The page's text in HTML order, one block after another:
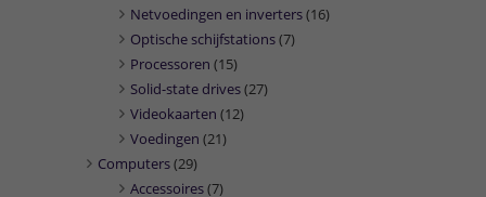
Netvoedingen en inverters(16)
Optische schijfstations(7)
Processoren (15)
Solid-state drives(27)
Videokaarten (12)
Voedingen (21)
Computers(29)
Accessoires(7)